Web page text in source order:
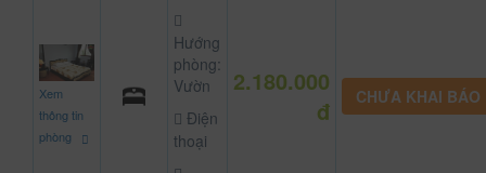
Xem
thông tin
phòng
Hướng
phòng:
Vườn
Điện
thoại
2.180.000
đ
CHƯA KHAI BÁO